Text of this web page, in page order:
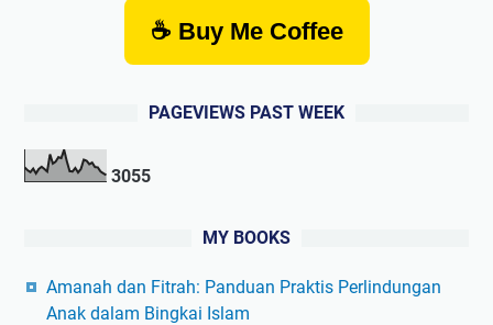
☕ Buy Me Coffee
PAGEVIEWS PAST WEEK
3055
MY BOOKS
Amanah dan Fitrah: Panduan Praktis Perlindungan
Anak dalam Bingkai Islam